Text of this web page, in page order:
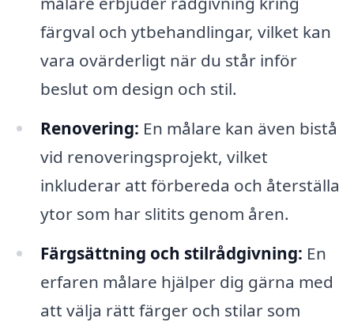
färgval och ytbehandlingar, vilket kan
vara ovärderligt när du står inför
beslut om design och stil.
Renovering: En målare kan även bistå
vid renoveringsprojekt, vilket
inkluderar att förbereda och återställa
ytor som har slitits genom åren.
Färgsättning och stilrådgivning: En
erfaren målare hjälper dig gärna med
att välja rätt färger och stilar som